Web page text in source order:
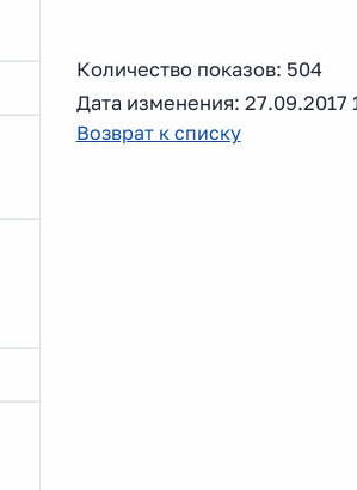
Количество показов: 504
Дата изменения: 27.09.2017
Возврат к списку